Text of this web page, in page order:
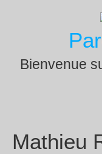
Bienvenue
Mathieu